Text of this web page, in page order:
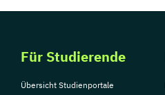
Für Studierende
Übersicht Studienportale